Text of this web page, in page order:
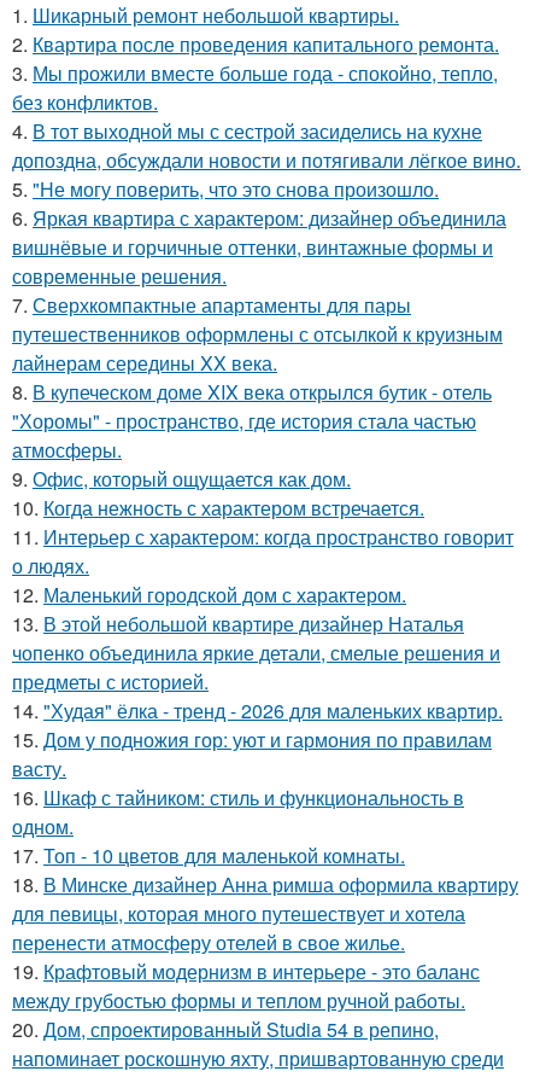
1. Шикарный ремонт небольшой квартиры.
2. Квартира после проведения капитального ремонта.
3. Мы прожили вместе больше года - спокойно, тепло,
без конфликтов.
4. В тот выходной мы с сестрой засиделись на кухне
допоздна, обсуждали новости и потягивали лёгкое вино.
5. "Не могу поверить, что это снова произошло.
6. Яркая квартира с характером: дизайнер объединила
вишнёвые и горчичные оттенки, винтажные формы и
современные решения.
7. Сверхкомпактные апартаменты для пары
путешественников оформлены с отсылкой к круизным
лайнерам середины XX века.
8. В купеческом доме XIX века открылся бутик - отель
"Хоромы" - пространство, где история стала частью
атмосферы.
9. Офис, который ощущается как дом.
10. Когда нежность с характером встречается.
11. Интерьер с характером: когда пространство говорит
о людях.
12. Маленький городской дом с характером.
13. В этой небольшой квартире дизайнер Наталья
чопенко объединила яркие детали, смелые решения и
предметы с историей.
14. "Худая" ёлка - тренд - 2026 для маленьких квартир.
15. Дом у подножия гор: уют и гармония по правилам
васту.
16. Шкаф с тайником: стиль и функциональность в
одном.
17. Топ - 10 цветов для маленькой комнаты.
18. В Минске дизайнер Анна римша оформила квартиру
для певицы, которая много путешествует и хотела
перенести атмосферу отелей в свое жилье.
19. Крафтовый модернизм в интерьере - это баланс
между грубостью формы и теплом ручной работы.
20. Дом, спроектированный Studia 54 в репино,
напоминает роскошную яхту, пришвартованную среди